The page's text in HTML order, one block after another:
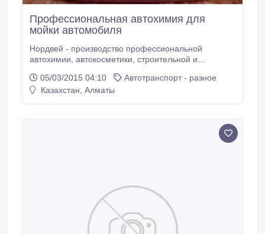
Профессиональная автохимия для
мойки автомобиля
Нордвей - производство профессиональной
автохимии, автокосметики, строительной и
произведена по Немецкой технологии из
высококачественного Немецкого сырья.
05/03/2015 04:10
Автотранспорт - разное
Казахстан, Алматы